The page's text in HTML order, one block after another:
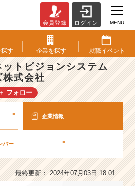
会員登録 ログイン MENU
探す 企業を探す 就職イベント
ットビジョンシステム
株式会社
＋ フォロー
> 企業情報
バー >
最終更新： 2024年07月03日 18:01